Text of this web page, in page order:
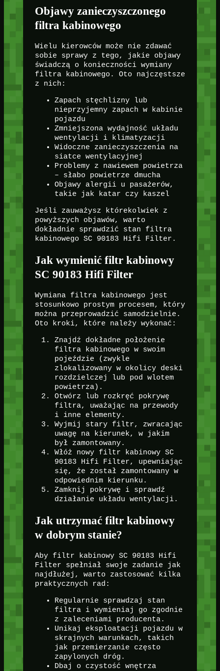
Objawy zanieczyszczonego
filtra kabinowego
Wielu kierowców może nie zdawać
sobie sprawy z tego, jakie objawy
świadczą o konieczności wymiany
filtra kabinowego. Oto najczęstsze
z nich:
Zapach stęchlizny lub
nieprzyjemny zapach w kabinie
pojazdu
Zmniejszona wydajność układu
wentylacji i klimatyzacji
Widoczne zanieczyszczenia na
siatce wentylacyjnej
Problemy z nawiewem powietrza
– słabo powietrze dmucha
Objawy alergii u pasażerów,
takie jak katar czy kaszel
Jeśli zauważysz którekolwiek z
powyższych objawów, warto
dokładnie sprawdzić stan filtra
kabinowego SC 90183 Hifi Filter.
Jak wymienić filtr kabinowy
SC 90183 Hifi Filter
Wymiana filtra kabinowego jest
stosunkowo prostym procesem, który
można przeprowadzić samodzielnie.
Oto kroki, które należy wykonać:
Znajdź dokładne położenie
filtra kabinowego w swoim
pojeździe (zwykle
zlokalizowany w okolicy deski
rozdzielczej lub pod wlotem
powietrza).
Otwórz lub rozkręć pokrywę
filtra, uważając na przewody
i inne elementy.
Wyjmij stary filtr, zwracając
uwagę na kierunek, w jakim
był zamontowany.
Włóż nowy filtr kabinowy SC
90183 Hifi Filter, upewniając
się, że został zamontowany w
odpowiednim kierunku.
Zamknij pokrywę i sprawdź
działanie układu wentylacji.
Jak utrzymać filtr kabinowy
w dobrym stanie?
Aby filtr kabinowy SC 90183 Hifi
Filter spełniał swoje zadanie jak
najdłużej, warto zastosować kilka
praktycznych rad:
Regularnie sprawdzaj stan
filtra i wymieniaj go zgodnie
z zaleceniami producenta.
Unikaj eksploatacji pojazdu w
skrajnych warunkach, takich
jak przemierzanie często
zapylonych dróg.
Dbaj o czystość wnętrza